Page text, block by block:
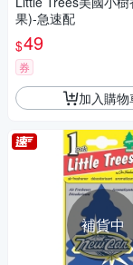
果)-急速配
$49
券
加入購物
補貨中